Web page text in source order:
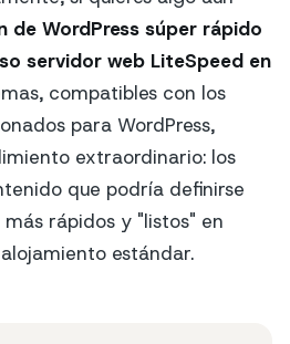
de WordPress súper rápido
servidor web LiteSpeed en
compatibles con los
para WordPress,
extraordinario: los
que podría definirse
rápidos y "listos" en
estándar.